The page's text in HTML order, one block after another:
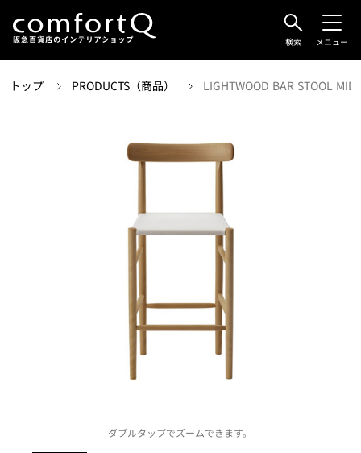
検索 メニュー
トップ PRODUCTS（商品） LIGHTWOOD BAR STOOL
ダブルタップでズームできます。